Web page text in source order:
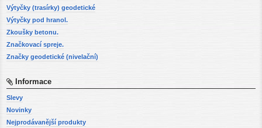
Výtyčky (trasírky) geodetické
Výtyčky pod hranol.
Zkoušky betonu.
Značkovací spreje.
Značky geodetické (nivelační)
Informace
Slevy
Novinky
Nejprodávanější produkty